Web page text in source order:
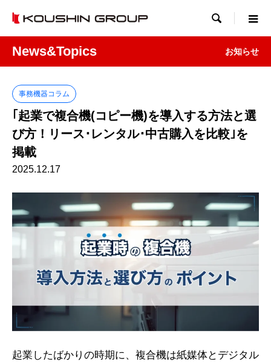

News&Topics お知らせ
事務機器コラム
｢起業で複合機(コピー機)を導入する方法と選
び方！リース･レンタル･中古購入を比較｣を
掲載
2025.12.17
起業したばかりの時期に、複合機は紙媒体とデジタル